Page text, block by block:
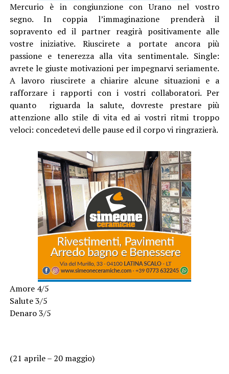
Mercurio è in congiunzione con Urano nel vostro
segno. In coppia l’immaginazione prenderà il
sopravento ed il partner reagirà positivamente alle
vostre iniziative. Riuscirete a portate ancora più
passione e tenerezza alla vita sentimentale. Single:
avrete le giuste motivazioni per impegnarvi seriamente.
A lavoro riuscirete a chiarire alcune situazioni e a
rafforzare i rapporti con i vostri collaboratori. Per
quanto riguarda la salute, dovreste prestare più
attenzione allo stile di vita ed ai vostri ritmi troppo
veloci: concedetevi delle pause ed il corpo vi ringrazierà.
Amore 4/5
Salute 3/5
Denaro 3/5
(21 aprile – 20 maggio)